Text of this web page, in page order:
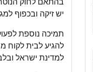
יש זיקה ובכפוף
להגיע לבית לקוח
למדינת ישראל ובלבד